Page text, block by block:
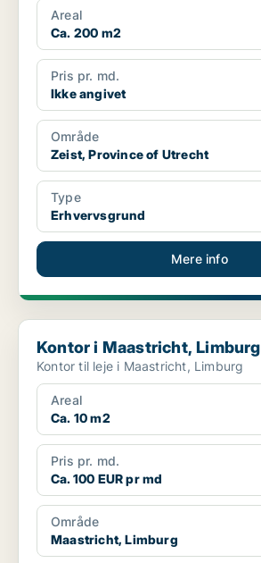
Areal
Ca. 200 m2
Pris pr. md.
Ikke angivet
Område
Zeist, Province of Utrecht
Type
Erhvervsgrund
Mere info
Kontor i Maastricht, Limburg
Kontor i Maastricht, Limburg
Kontor til leje i Maastricht, Limburg
Areal
Ca. 10 m2
Pris pr. md.
Ca. 100 EUR pr md
Område
Maastricht, Limburg